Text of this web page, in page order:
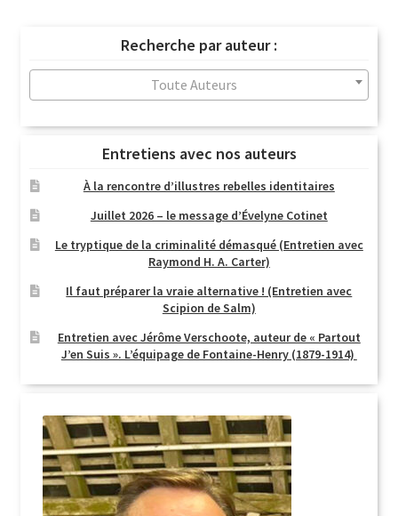
Recherche par auteur :
Toute Auteurs
Entretiens avec nos auteurs
À la rencontre d’illustres rebelles identitaires
Juillet 2026 – le message d’Évelyne Cotinet
Le tryptique de la criminalité démasqué (Entretien avec
Raymond H. A. Carter)
Il faut préparer la vraie alternative ! (Entretien avec
Scipion de Salm)
Entretien avec Jérôme Verschoote, auteur de « Partout
J’en Suis ». L’équipage de Fontaine-Henry (1879-1914)